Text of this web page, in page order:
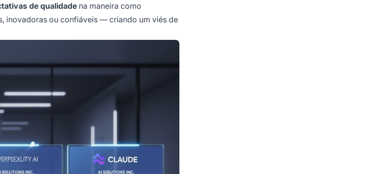
de qualidade na maneira como
inovadoras ou confiáveis — criando um viés de